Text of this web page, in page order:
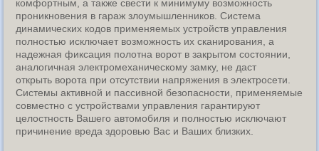
комфортным, а также свести к минимуму возможность
проникновения в гараж злоумышленников. Система
динамических кодов применяемых устройств управления
полностью исключает возможность их сканирования, а
надежная фиксация полотна ворот в закрытом состоянии,
аналогичная электромеханическому замку, не даст
открыть ворота при отсутствии напряжения в электросети.
Системы активной и пассивной безопасности, применяемые
совместно с устройствами управления гарантируют
целостность Вашего автомобиля и полностью исключают
причинение вреда здоровью Вас и Ваших близких.